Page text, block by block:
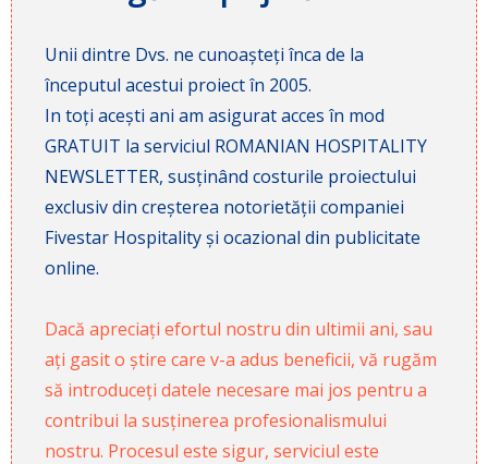
Unii dintre Dvs. ne cunoașteți înca de la
începutul acestui proiect în 2005.
In toți acești ani am asigurat acces în mod
GRATUIT la serviciul ROMANIAN HOSPITALITY
NEWSLETTER, susținând costurile proiectului
exclusiv din creșterea notorietății companiei
Fivestar Hospitality și ocazional din publicitate
online.
Dacă apreciați efortul nostru din ultimii ani, sau
ați gasit o știre care v-a adus beneficii, vă rugăm
să introduceți datele necesare mai jos pentru a
contribui la susținerea profesionalismului
nostru. Procesul este sigur, serviciul este